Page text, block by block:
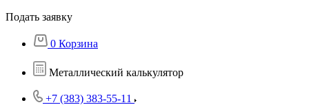
Подать заявку
0 Корзина
Металлический калькулятор
+7 (383) 383-55-11